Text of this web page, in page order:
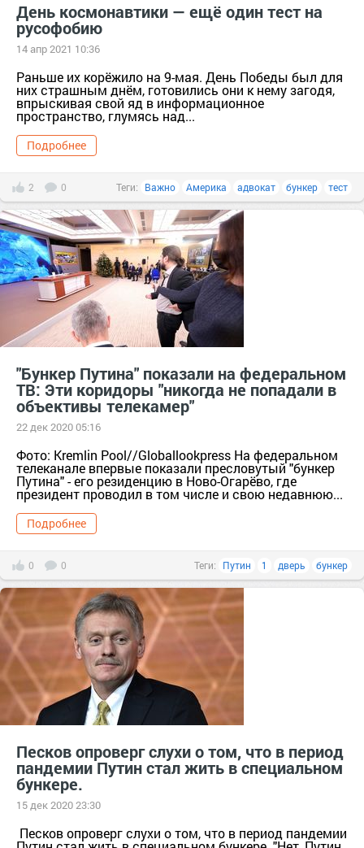
День космонавтики — ещё один тест на
русофобию
14 апр 2021 10:36
Раньше их корёжило на 9-мая. День Победы был для
них страшным днём, готовились они к нему загодя,
впрыскивая свой яд в информационное
пространство, глумясь над...
Подробнее
2 0 Теги: Важно Америка адвокат бункер тест
"Бункер Путина" показали на федеральном
ТВ: Эти коридоры "никогда не попадали в
объективы телекамер"
22 дек 2020 05:16
Фото: Kremlin Pool//Globallookpress На федеральном
телеканале впервые показали пресловутый "бункер
Путина" - его резиденцию в Ново-Огарёво, где
президент проводил в том числе и свою недавнюю...
Подробнее
0 0 Теги: Путин 1 дверь бункер
Песков опроверг слухи о том, что в период
пандемии Путин стал жить в специальном
бункере.
15 дек 2020 23:30
Песков опроверг слухи о том, что в период пандемии